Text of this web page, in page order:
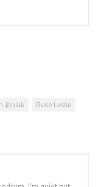
Janiak
Rose Leslie